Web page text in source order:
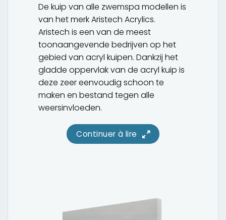
De kuip van alle zwemspa modellen is
van het merk Aristech Acrylics.
Aristech is een van de meest
toonaangevende bedrijven op het
gebied van acryl kuipen. Dankzij het
gladde oppervlak van de acryl kuip is
deze zeer eenvoudig schoon te
maken en bestand tegen alle
weersinvloeden.
Continuer à lire